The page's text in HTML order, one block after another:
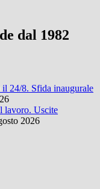
dal 1982
24/8. Sfida inaugurale
lavoro. Uscite
2026